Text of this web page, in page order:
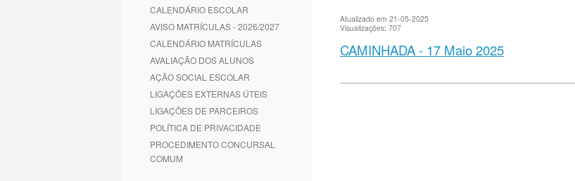
CALENDÁRIO ESCOLAR
AVISO MATRÍCULAS - 2026/2027
CALENDÁRIO MATRÍCULAS
AVALIAÇÃO DOS ALUNOS
AÇÃO SOCIAL ESCOLAR
LIGAÇÕES EXTERNAS ÚTEIS
LIGAÇÕES DE PARCEIROS
POLÍTICA DE PRIVACIDADE
PROCEDIMENTO CONCURSAL
COMUM
Atualizado em 21-05-2025
Visualizações: 707
CAMINHADA - 17 Maio 2025